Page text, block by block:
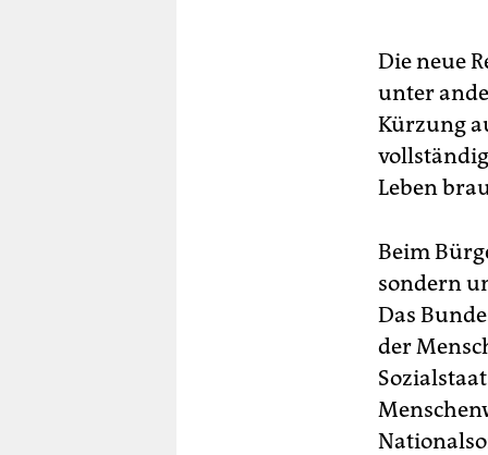
Die neue
unter
Kürzung
Leben
Beim
sondern
Das
der